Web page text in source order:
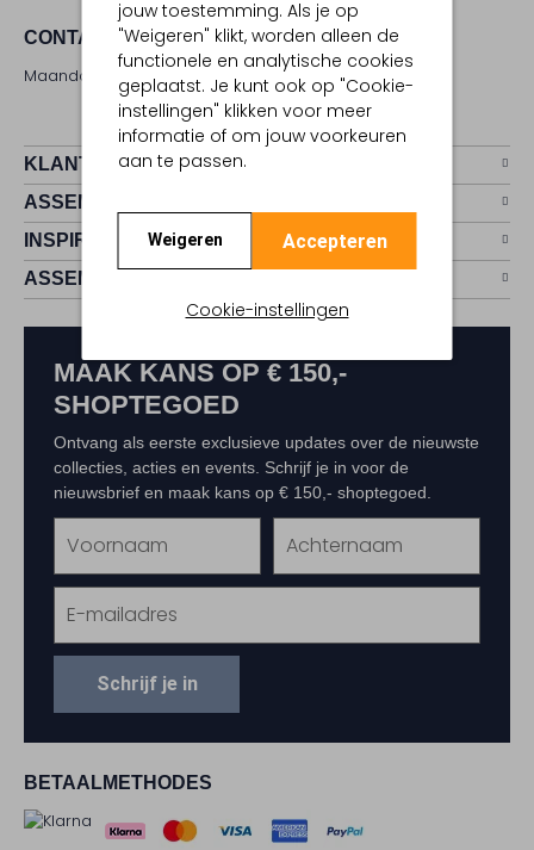
jouw toestemming. Als je op
"Weigeren" klikt, worden alleen de
functionele en analytische cookies
geplaatst. Je kunt ook op "Cookie-
instellingen" klikken voor meer
informatie of om jouw voorkeuren
aan te passen.
Weigeren Accepteren
Cookie-instellingen
CONTACT
Maandag - zaterdag 09:00 - 17:00 uur
KLANTENSERVICE
ASSEMVIP
INSPIRATIE
ASSEM
BETAALMETHODES
MAAK KANS OP € 150,-
SHOPTEGOED
Ontvang als eerste exclusieve updates over de nieuwste
collecties, acties en events. Schrijf je in voor de
nieuwsbrief en maak kans op € 150,- shoptegoed.
Schrijf je in